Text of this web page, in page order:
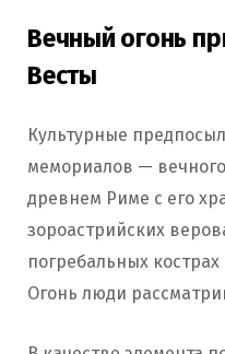
Вечный огонь
Весты
Культурные
мемориалов —
древнем Риме с его
зороастрийских
погребальных
Огонь люди